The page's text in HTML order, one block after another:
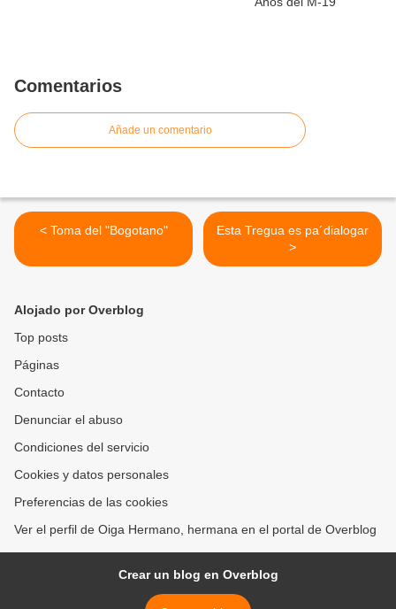
Comentarios
Añade un comentario
< Toma del "Bogotano"
Esta Tregua es pa´dialogar
>
Alojado por Overblog
Top posts
Páginas
Contacto
Denunciar el abuso
Condiciones del servicio
Cookies y datos personales
Preferencias de las cookies
Ver el perfil de Oiga Hermano, hermana en el portal de Overblog
Crear un blog en Overblog